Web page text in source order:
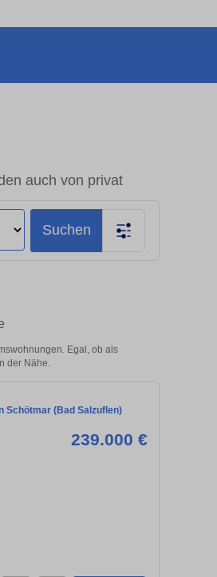
auch von privat
Suchen
Egal, ob als
der Nähe.
Schötmar (Bad Salzuflen)
239.000 €